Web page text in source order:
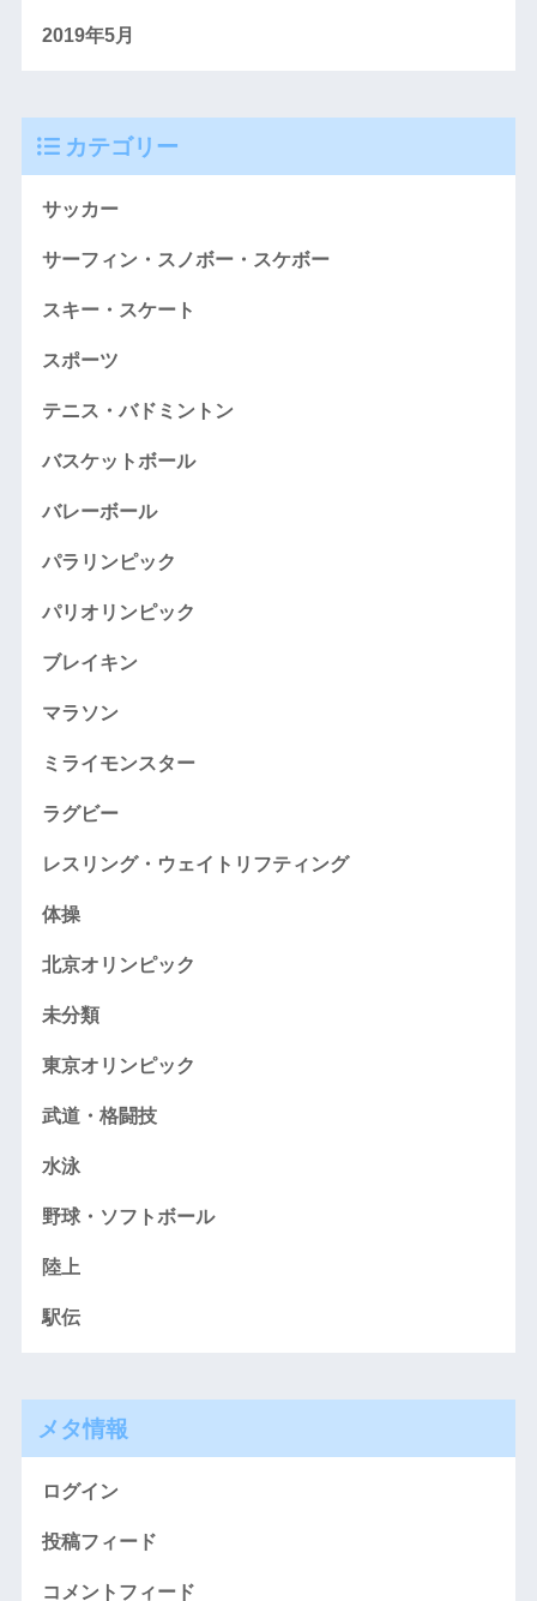
2019年5月
カテゴリー
サッカー
サーフィン・スノボー・スケボー
スキー・スケート
スポーツ
テニス・バドミントン
バスケットボール
バレーボール
パラリンピック
パリオリンピック
ブレイキン
マラソン
ミライモンスター
ラグビー
レスリング・ウェイトリフティング
体操
北京オリンピック
未分類
東京オリンピック
武道・格闘技
水泳
野球・ソフトボール
陸上
駅伝
メタ情報
ログイン
投稿フィード
コメントフィード